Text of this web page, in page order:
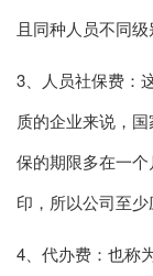
且同种人员不同
3、人员社保费：
质的企业来说，
保的期限多在一
印，所以公司至少
4、代办费：也称